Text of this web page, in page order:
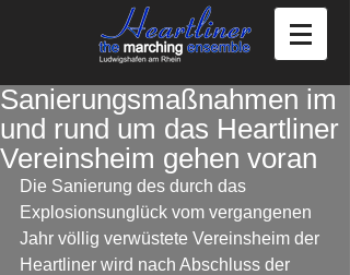
Sanierungsmaßnahmen im
und rund um das Heartliner
Vereinsheim gehen voran
Die Sanierung des durch das
Explosionsunglück vom vergangenen
Jahr völlig verwüstete Vereinsheim der
Heartliner wird nach Abschluss der